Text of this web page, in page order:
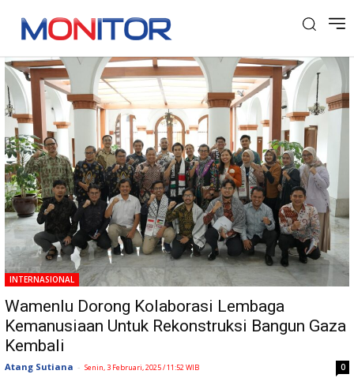
Tag: KitaBisa
INTERNASIONAL
Wamenlu Dorong Kolaborasi Lembaga
Kemanusiaan Untuk Rekonstruksi Bangun Gaza
Kembali
Atang Sutiana - Senin, 3 Februari, 2025 / 11:52 WIB 0